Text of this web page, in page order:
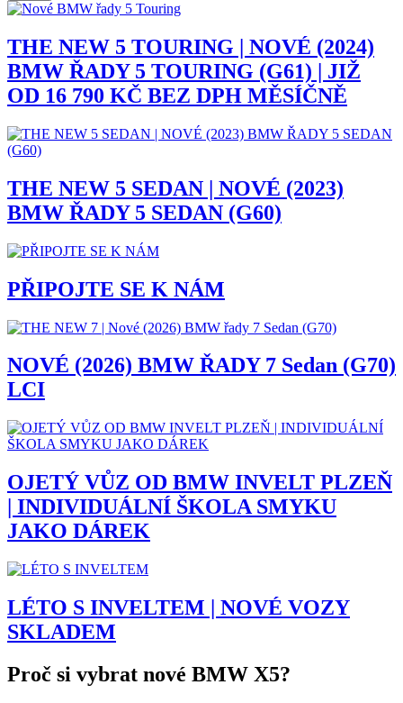
THE NEW 5 TOURING | NOVÉ (2024)
BMW ŘADY 5 TOURING (G61) | JIŽ
OD 16 790 KČ BEZ DPH MĚSÍČNĚ
THE NEW 5 SEDAN | NOVÉ (2023)
BMW ŘADY 5 SEDAN (G60)
PŘIPOJTE SE K NÁM
NOVÉ (2026) BMW ŘADY 7 Sedan (G70)
LCI
OJETÝ VŮZ OD BMW INVELT PLZEŇ
| INDIVIDUÁLNÍ ŠKOLA SMYKU
JAKO DÁREK
LÉTO S INVELTEM | NOVÉ VOZY
SKLADEM
Proč si vybrat nové BMW X5?